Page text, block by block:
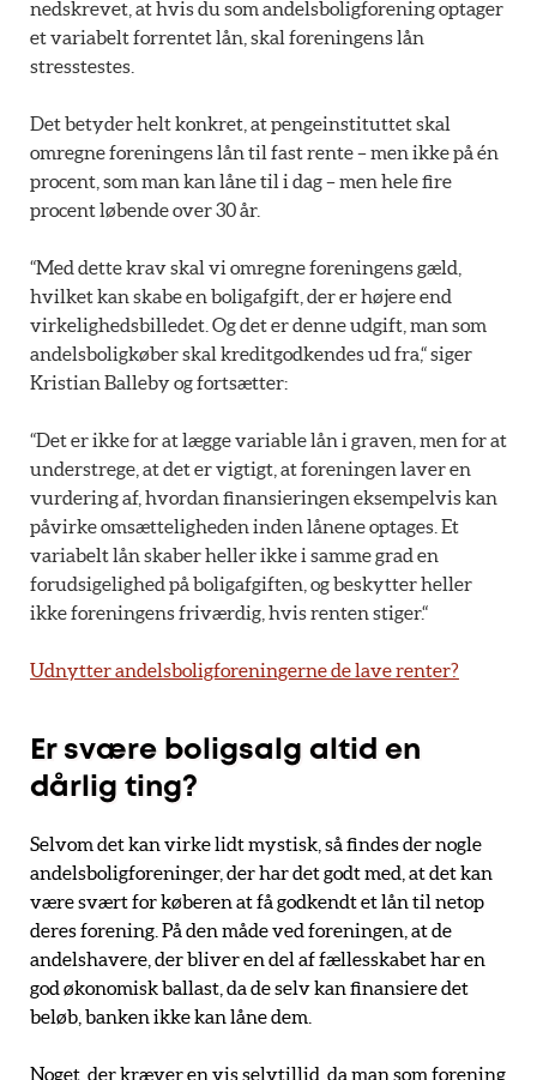
nedskrevet, at hvis du som andelsboligforening optager
et variabelt forrentet lån, skal foreningens lån
stresstestes.
Det betyder helt konkret, at pengeinstituttet skal
omregne foreningens lån til fast rente – men ikke på én
procent, som man kan låne til i dag – men hele fire
procent løbende over 30 år.
“Med dette krav skal vi omregne foreningens gæld,
hvilket kan skabe en boligafgift, der er højere end
virkelighedsbilledet. Og det er denne udgift, man som
andelsboligkøber skal kreditgodkendes ud fra,“ siger
Kristian Balleby og fortsætter:
“Det er ikke for at lægge variable lån i graven, men for at
understrege, at det er vigtigt, at foreningen laver en
vurdering af, hvordan finansieringen eksempelvis kan
påvirke omsætteligheden inden lånene optages. Et
variabelt lån skaber heller ikke i samme grad en
forudsigelighed på boligafgiften, og beskytter heller
ikke foreningens friværdig, hvis renten stiger.“
Udnytter andelsboligforeningerne de lave renter?
Er svære boligsalg altid en
dårlig ting?
Selvom det kan virke lidt mystisk, så findes der nogle
andelsboligforeninger, der har det godt med, at det kan
være svært for køberen at få godkendt et lån til netop
deres forening. På den måde ved foreningen, at de
andelshavere, der bliver en del af fællesskabet har en
god økonomisk ballast, da de selv kan finansiere det
beløb, banken ikke kan låne dem.
Noget, der kræver en vis selvtillid, da man som forening